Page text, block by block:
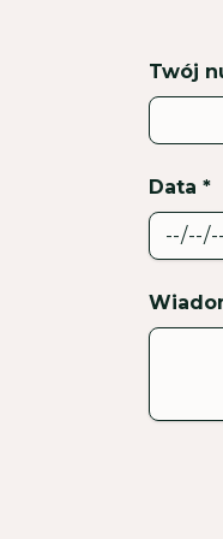
Twój
Data *